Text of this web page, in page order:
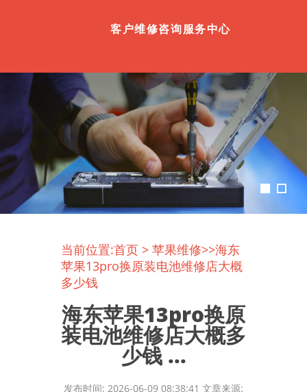
客户维修咨询服务中心
当前位置:首页 > 苹果维修>>海东
苹果13pro换原装电池维修店大概
多少钱
海东苹果13pro换原
装电池维修店大概多
少钱 ...
发布时间: 2026-06-09 08:38:41 文章来源: